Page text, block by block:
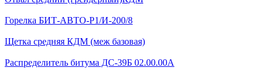
Горелка БИТ-АВТО-Р1/И-200/8
Щетка средняя КДМ (меж базовая)
Распределитель битума ДС-39Б 02.00.00А